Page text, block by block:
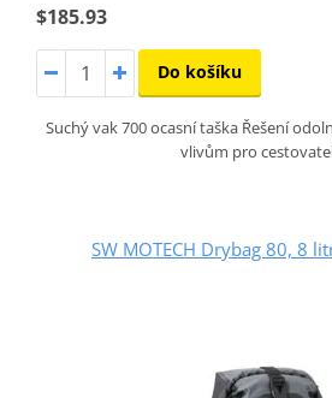
$185.93
Do košíku
Suchý vak 700 ocasní taška Řešení
vlivům pro
SW MOTECH Drybag 80, 8